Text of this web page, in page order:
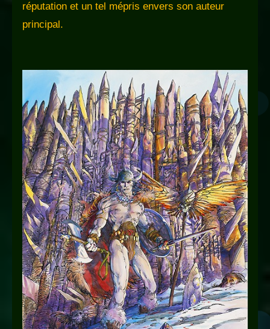
réputation et un tel mépris envers son auteur
principal.